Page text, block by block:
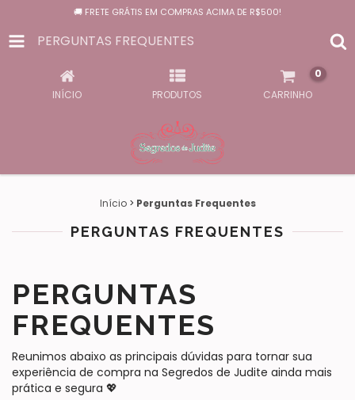
🚚 FRETE GRÁTIS EM COMPRAS ACIMA DE R$500!
PERGUNTAS FREQUENTES
INÍCIO PRODUTOS CARRINHO
0
Início > Perguntas Frequentes
PERGUNTAS FREQUENTES
PERGUNTAS
FREQUENTES
Reunimos abaixo as principais dúvidas para tornar sua
experiência de compra na Segredos de Judite ainda mais
prática e segura 💖